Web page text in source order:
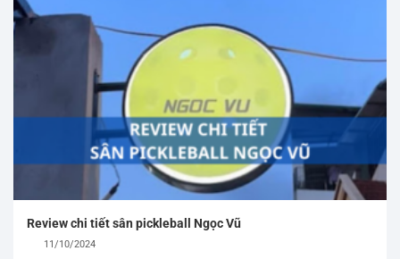
Review chi tiết sân pickleball Ngọc Vũ
11/10/2024